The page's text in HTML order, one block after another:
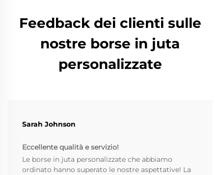
Feedback dei clienti sulle
nostre borse in juta
personalizzate
Sarah Johnson
Eccellente qualità e servizio!
Le borse in juta personalizzate che abbiamo
ordinato hanno superato le nostre aspettative! La